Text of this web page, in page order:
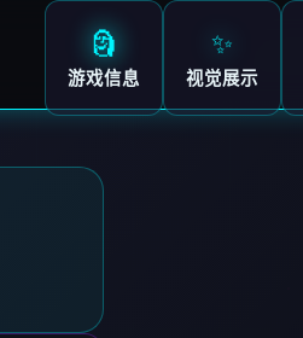
🗿
游戏信息
✨
视觉展示